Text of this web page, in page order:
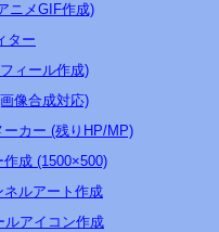
ニメGIF作成)
ター
ィール作成)
像合成対応)
ーカー (残りHP/MP)
作成 (1500×500)
ネルアート作成
ルアイコン作成